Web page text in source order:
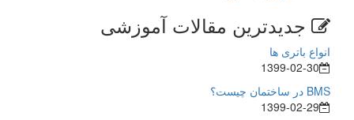
جدیدترین مقالات آموزشی
انواع باتری ها
1399-02-30
BMS در ساختمان چیست؟
1399-02-29